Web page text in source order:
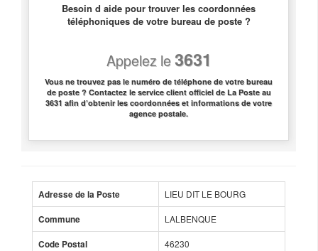
Besoin d aide pour trouver les coordonnées
téléphoniques de votre bureau de poste ?
Appelez le3631
Vous ne trouvez pas le numéro de téléphone de votre bureau
de poste ? Contactez le service client officiel de La Poste au
3631 afin d’obtenir les coordonnées et informations de votre
agence postale.
Adresse de la Poste LIEU DIT LE BOURG
Commune LALBENQUE
Code Postal 46230